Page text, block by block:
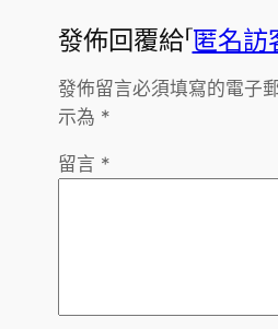
發佈回覆給「匿名訪
發佈留言必須填寫的電子
示為 *
留言 *